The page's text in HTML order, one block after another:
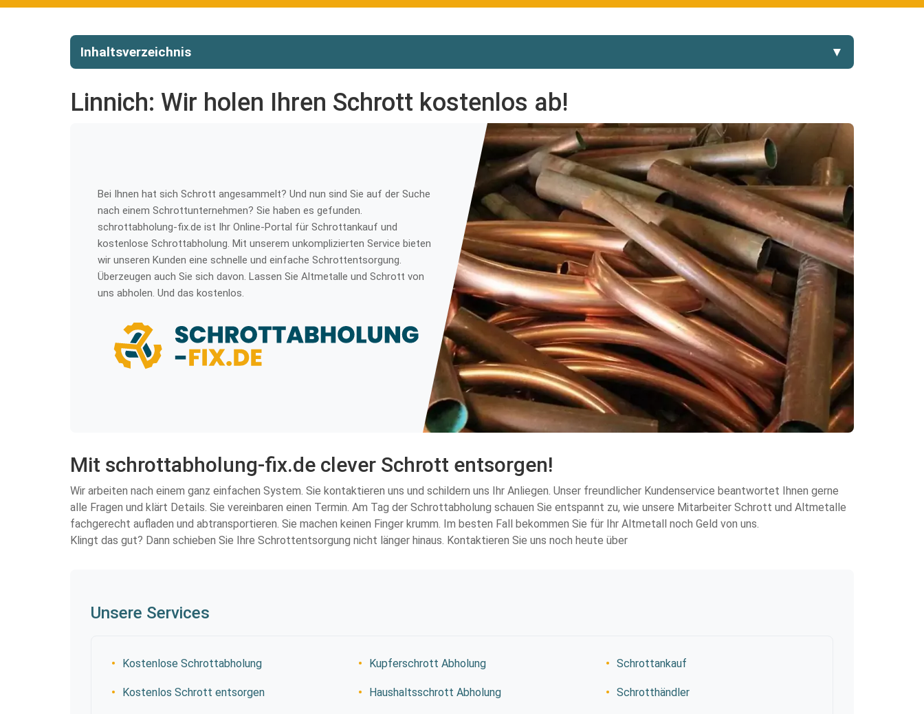
Inhaltsverzeichnis ▼
Linnich: Wir holen Ihren Schrott kostenlos ab!
Bei Ihnen hat sich Schrott angesammelt? Und nun sind Sie auf der Suche
nach einem Schrottunternehmen? Sie haben es gefunden.
schrottabholung-fix.de ist Ihr Online-Portal für Schrottankauf und
kostenlose Schrottabholung. Mit unserem unkomplizierten Service bieten
wir unseren Kunden eine schnelle und einfache Schrottentsorgung.
Überzeugen auch Sie sich davon. Lassen Sie Altmetalle und Schrott von
uns abholen. Und das kostenlos.
Mit schrottabholung-fix.de clever Schrott entsorgen!
Wir arbeiten nach einem ganz einfachen System. Sie kontaktieren uns und schildern uns Ihr Anliegen. Unser freundlicher Kundenservice beantwortet Ihnen gerne
alle Fragen und klärt Details. Sie vereinbaren einen Termin. Am Tag der Schrottabholung schauen Sie entspannt zu, wie unsere Mitarbeiter Schrott und Altmetalle
fachgerecht aufladen und abtransportieren. Sie machen keinen Finger krumm. Im besten Fall bekommen Sie für Ihr Altmetall noch Geld von uns.
Klingt das gut? Dann schieben Sie Ihre Schrottentsorgung nicht länger hinaus. Kontaktieren Sie uns noch heute über
Unsere Services
Kostenlose Schrottabholung
Kostenlos Schrott entsorgen
Kupferschrott Abholung
Haushaltsschrott Abholung
Schrottankauf
Schrotthändler